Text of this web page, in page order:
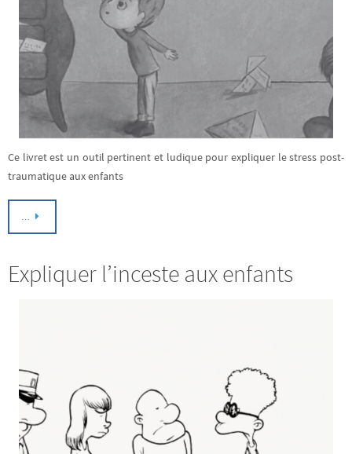
Ce livret est un outil pertinent et ludique pour expliquer le stress post-
traumatique aux enfants
…
Expliquer l’inceste aux enfants